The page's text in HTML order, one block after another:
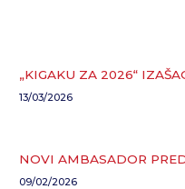
„KIGAKU ZA 2026“
13/03/2026
NOVI AMBASADOR
09/02/2026